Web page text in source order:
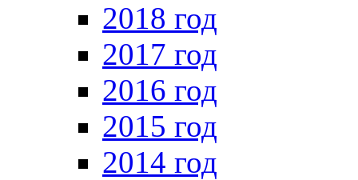
2018 год
2017 год
2016 год
2015 год
2014 год